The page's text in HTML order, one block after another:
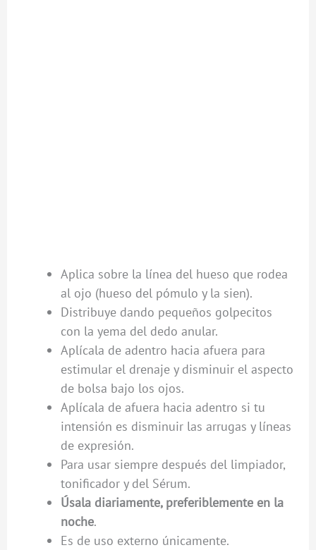
Aplica sobre la línea del hueso que rodea
al ojo (hueso del pómulo y la sien).
Distribuye dando pequeños golpecitos
con la yema del dedo anular.
Aplícala de adentro hacia afuera para
estimular el drenaje y disminuir el aspecto
de bolsa bajo los ojos.
Aplícala de afuera hacia adentro si tu
intensión es disminuir las arrugas y líneas
de expresión.
Para usar siempre después del limpiador,
tonificador y del Sérum.
Úsala diariamente, preferiblemente en la
noche.
Es de uso externo únicamente.